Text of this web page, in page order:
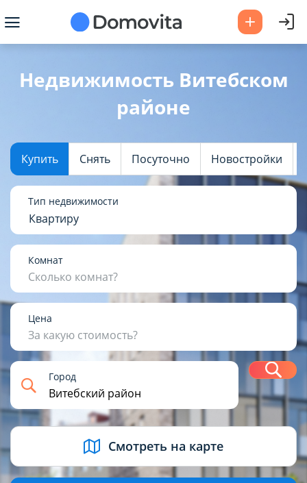
Недвижимость Витебском
районе
Купить Снять Посуточно Новостройки
Тип недвижимости
Квартиру
Комнат
Сколько комнат?
Цена
За какую стоимость?
USD BYN EUR RUB
Город
Смотреть на карте
Выбрать город